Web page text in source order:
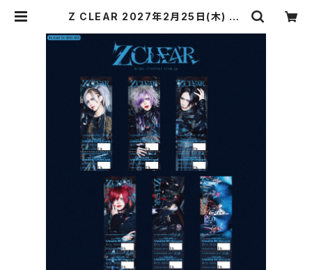
Z CLEAR 2027年2月25日(木) Ve
N TOUR『序曲』 《上 》 GRAND FIN
AL ピクチャーチケット | Starwave
Records online shop